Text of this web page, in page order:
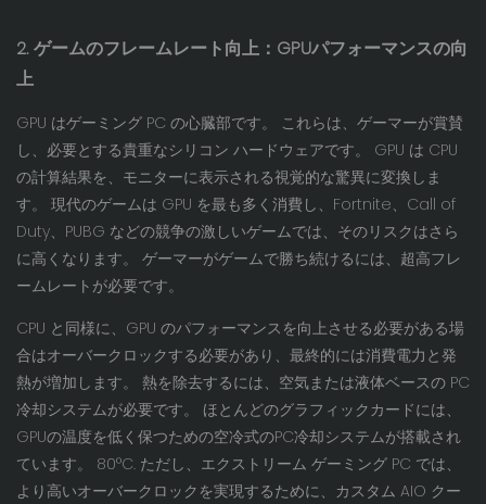
2. ゲームのフレームレート向上：GPUパフォーマンスの向
上
GPU はゲーミング PC の心臓部です。 これらは、ゲーマーが賞賛
し、必要とする貴重なシリコン ハードウェアです。 GPU は CPU
の計算結果を、モニターに表示される視覚的な驚異に変換しま
す。 現代のゲームは GPU を最も多く消費し、Fortnite、Call of
Duty、PUBG などの競争の激しいゲームでは、そのリスクはさら
に高くなります。 ゲーマーがゲームで勝ち続けるには、超高フレ
ームレートが必要です。
CPU と同様に、GPU のパフォーマンスを向上させる必要がある場
合はオーバークロックする必要があり、最終的には消費電力と発
熱が増加します。 熱を除去するには、空気または液体ベースの PC
冷却システムが必要です。 ほとんどのグラフィックカードには、
GPUの温度を低く保つための空冷式のPC冷却システムが搭載され
ています。 80°C. ただし、エクストリーム ゲーミング PC では、
より高いオーバークロックを実現するために、カスタム AIO クー